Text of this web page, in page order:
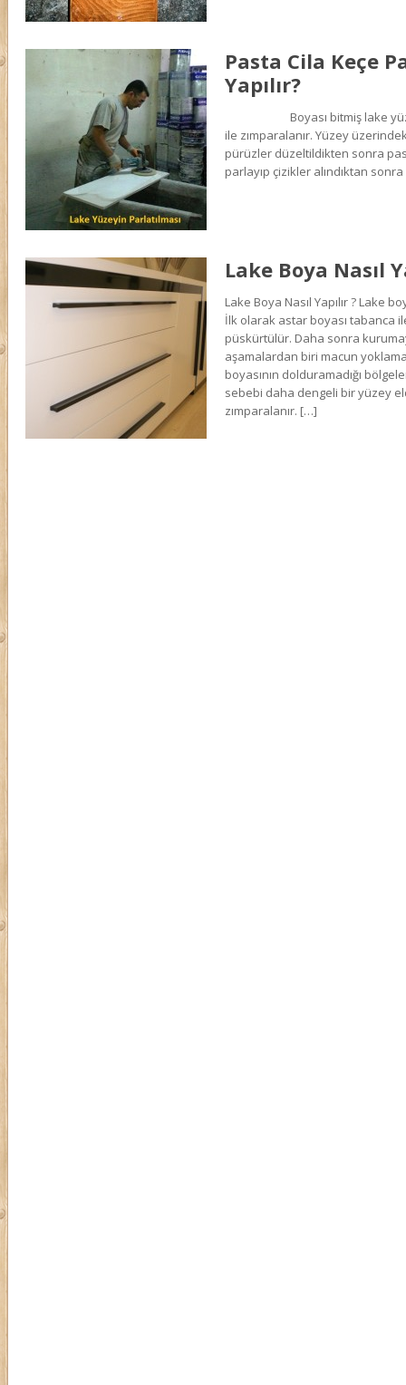
Pasta Cila Keçe
Yapılır?
Boyası bitmiş lake yüzey
ile zımparalanır. Yüzey
pürüzler düzeltildikten sonra
parlayıp çizikler alındıktan
Lake Boya Nasıl
Lake Boya Nasıl Yapılır ? Lake
İlk olarak astar boyası tabanca
püskürtülür. Daha sonra
aşamalardan biri macun
boyasının dolduramadığı
sebebi daha dengeli bir yüzey
zımparalanır. […]